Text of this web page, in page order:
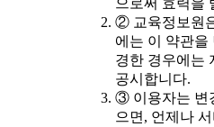
으로써 효력을
② 교육정보원
에는 이 약관을
경한 경우에는
공시합니다.
③ 이용자는 변
으면, 언제나